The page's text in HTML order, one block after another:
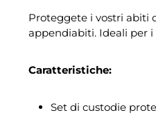
Proteggete i vostri abiti
appendiabiti. Ideali per
Caratteristiche:
Set di custodie